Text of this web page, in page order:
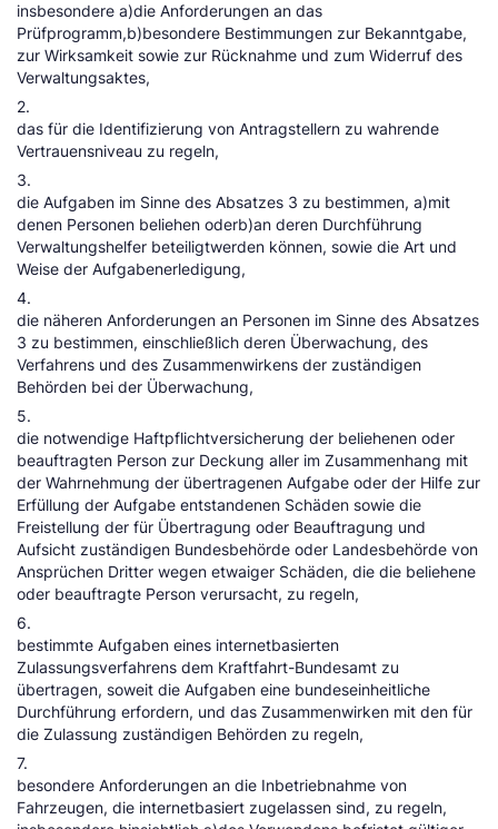
insbesondere a)die Anforderungen an das
Prüfprogramm,b)besondere Bestimmungen zur Bekanntgabe,
zur Wirksamkeit sowie zur Rücknahme und zum Widerruf des
Verwaltungsaktes,
2.
das für die Identifizierung von Antragstellern zu wahrende
Vertrauensniveau zu regeln,
3.
die Aufgaben im Sinne des Absatzes 3 zu bestimmen, a)mit
denen Personen beliehen oderb)an deren Durchführung
Verwaltungshelfer beteiligtwerden können, sowie die Art und
Weise der Aufgabenerledigung,
4.
die näheren Anforderungen an Personen im Sinne des Absatzes
3 zu bestimmen, einschließlich deren Überwachung, des
Verfahrens und des Zusammenwirkens der zuständigen
Behörden bei der Überwachung,
5.
die notwendige Haftpflichtversicherung der beliehenen oder
beauftragten Person zur Deckung aller im Zusammenhang mit
der Wahrnehmung der übertragenen Aufgabe oder der Hilfe zur
Erfüllung der Aufgabe entstandenen Schäden sowie die
Freistellung der für Übertragung oder Beauftragung und
Aufsicht zuständigen Bundesbehörde oder Landesbehörde von
Ansprüchen Dritter wegen etwaiger Schäden, die die beliehene
oder beauftragte Person verursacht, zu regeln,
6.
bestimmte Aufgaben eines internetbasierten
Zulassungsverfahrens dem Kraftfahrt-Bundesamt zu
übertragen, soweit die Aufgaben eine bundeseinheitliche
Durchführung erfordern, und das Zusammenwirken mit den für
die Zulassung zuständigen Behörden zu regeln,
7.
besondere Anforderungen an die Inbetriebnahme von
Fahrzeugen, die internetbasiert zugelassen sind, zu regeln,